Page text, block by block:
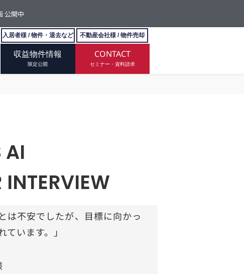
公開中
入居者様 / 物件・退去など 不動産会社様 / 物件売却
収益物件情報
限定公開
CONTACT
セミナー・資料請求
AI
INTERVIEW
は不安でしたが、目標に向かっ
います。」